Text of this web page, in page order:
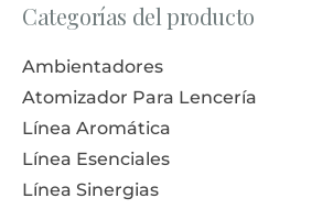
Categorías del producto
Ambientadores
Atomizador Para Lencería
Línea Aromática
Línea Esenciales
Línea Sinergias